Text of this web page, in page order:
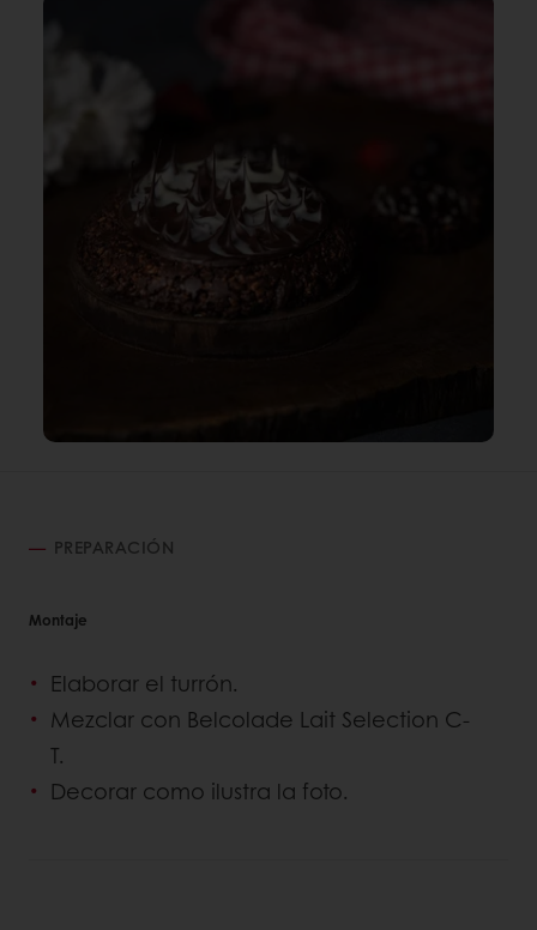
PREPARACIÓN
Montaje
Elaborar el turrón.
Mezclar con Belcolade Lait Selection C-
T.
Decorar como ilustra la foto.